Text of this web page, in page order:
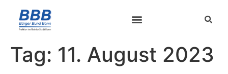
Tag: 11. August 2023